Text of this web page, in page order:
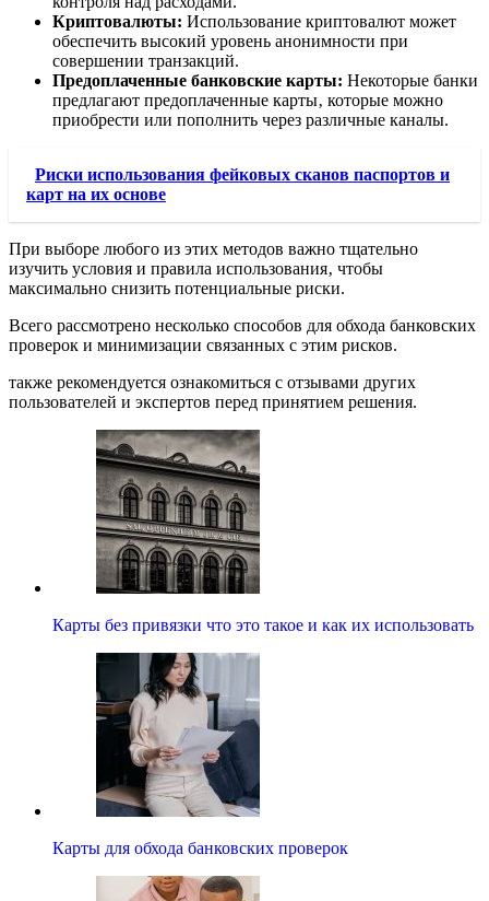
Криптовалюты: Использование криптовалют может
обеспечить высокий уровень анонимности при
совершении транзакций.
Предоплаченные банковские карты: Некоторые банки
предлагают предоплаченные карты‚ которые можно
приобрести или пополнить через различные каналы.
Риски использования фейковых сканов паспортов и
карт на их основе
При выборе любого из этих методов важно тщательно
изучить условия и правила использования‚ чтобы
максимально снизить потенциальные риски.
Всего рассмотрено несколько способов для обхода банковских
проверок и минимизации связанных с этим рисков.
также рекомендуется ознакомиться с отзывами других
пользователей и экспертов перед принятием решения.
Карты без привязки что это такое и как их использовать
Карты для обхода банковских проверок